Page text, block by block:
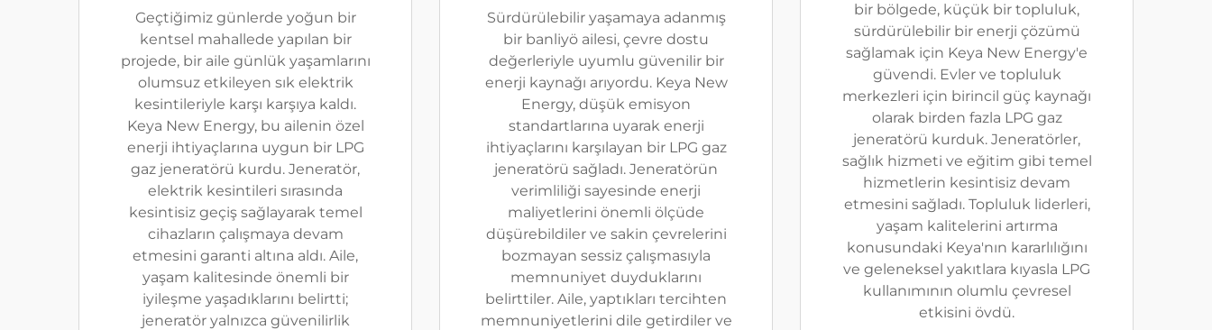
Geçtiğimiz günlerde yoğun bir
kentsel mahallede yapılan bir
projede, bir aile günlük yaşamlarını
olumsuz etkileyen sık elektrik
kesintileriyle karşı karşıya kaldı.
Keya New Energy, bu ailenin özel
enerji ihtiyaçlarına uygun bir LPG
gaz jeneratörü kurdu. Jeneratör,
elektrik kesintileri sırasında
kesintisiz geçiş sağlayarak temel
cihazların çalışmaya devam
etmesini garanti altına aldı. Aile,
yaşam kalitesinde önemli bir
iyileşme yaşadıklarını belirtti;
jeneratör yalnızca güvenilirlik
Sürdürülebilir yaşamaya adanmış
bir banliyö ailesi, çevre dostu
değerleriyle uyumlu güvenilir bir
enerji kaynağı arıyordu. Keya New
Energy, düşük emisyon
standartlarına uyarak enerji
ihtiyaçlarını karşılayan bir LPG gaz
jeneratörü sağladı. Jeneratörün
verimliliği sayesinde enerji
maliyetlerini önemli ölçüde
düşürebildiler ve sakin çevrelerini
bozmayan sessiz çalışmasıyla
memnuniyet duyduklarını
belirttiler. Aile, yaptıkları tercihten
memnuniyetlerini dile getirdiler ve
bir bölgede, küçük bir topluluk,
sürdürülebilir bir enerji çözümü
sağlamak için Keya New Energy'e
güvendi. Evler ve topluluk
merkezleri için birincil güç kaynağı
olarak birden fazla LPG gaz
jeneratörü kurduk. Jeneratörler,
sağlık hizmeti ve eğitim gibi temel
hizmetlerin kesintisiz devam
etmesini sağladı. Topluluk liderleri,
yaşam kalitelerini artırma
konusundaki Keya'nın kararlılığını
ve geleneksel yakıtlara kıyasla LPG
kullanımının olumlu çevresel
etkisini övdü.